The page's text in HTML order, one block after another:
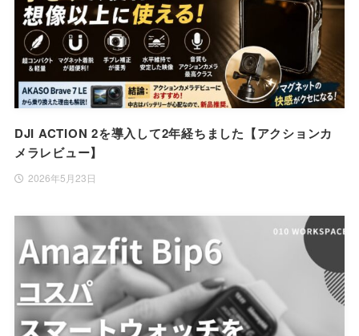
DJI ACTION 2を導入して2年経ちました【アクションカ
メラレビュー】
2026年5月23日